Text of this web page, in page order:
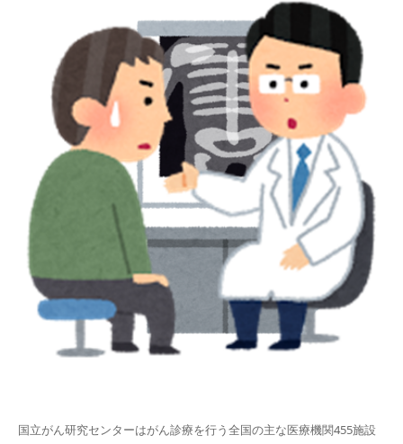
国立がん研究センターはがん診療を行う全国の主な医療機関455施設